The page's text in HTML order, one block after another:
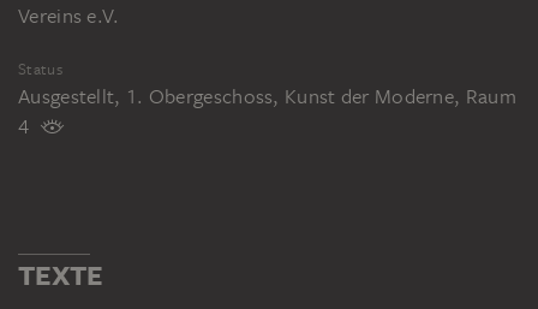
Vereins e.V.
Status
Ausgestellt, 1. Obergeschoss, Kunst der Moderne, Raum
4
TEXTE